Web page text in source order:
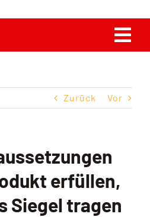
Zurück Vor
erfüllen,
Siegel tragen